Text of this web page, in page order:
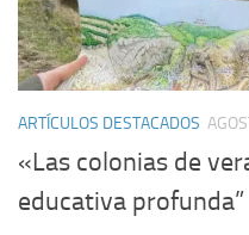
ARTÍCULOS DESTACADOS
«Las colonias de
educativa profunda”